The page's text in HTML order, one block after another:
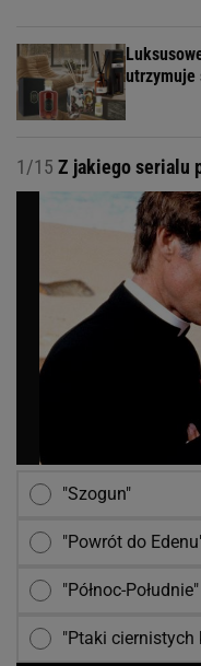
utrzymuje
1/15 Z jakiego serialu
"Szogun"
"Powrót do
"Północ-Południe"
"Ptaki ciernistych